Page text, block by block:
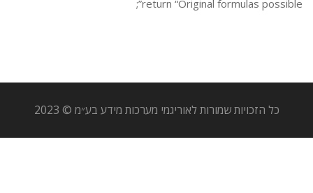
return “Original formulas possible”;
כל הזכויות שמורות לאוריגמי מערכות מידע בע״מ © 2023